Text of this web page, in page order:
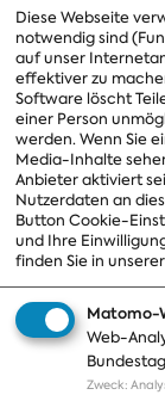
Themen
Diese Webseite
notwendig sind
auf unser
effektiver zu
Software löscht
einer Person
werden. Wenn Sie
Media-Inhalte
Anbieter aktiviert
Nutzerdaten an
Button Cookie-
und Ihre
finden Sie in unserer
Matomo-
Web-
Zweck: